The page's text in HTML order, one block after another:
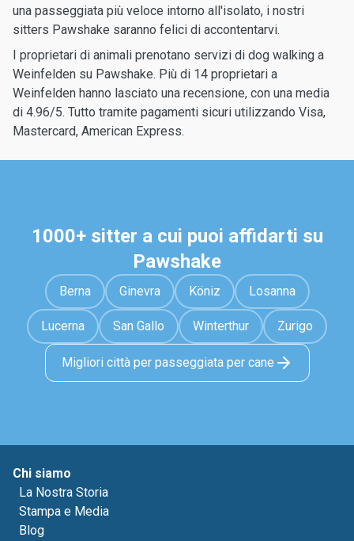
una passeggiata più veloce intorno all'isolato, i nostri
sitters Pawshake saranno felici di accontentarvi.
I proprietari di animali prenotano servizi di dog walking a
Weinfelden su Pawshake. Più di 14 proprietari a
Weinfelden hanno lasciato una recensione, con una media
di 4.96/5. Tutto tramite pagamenti sicuri utilizzando Visa,
Mastercard, American Express.
1000+ sitter a cui puoi affidarti su
Pawshake
Berna Ginevra Köniz Losanna
Lucerna San Gallo Winterthur Zurigo
Migliori città per passeggiata per cane
Chi siamo
La Nostra Storia
Stampa e Media
Blog